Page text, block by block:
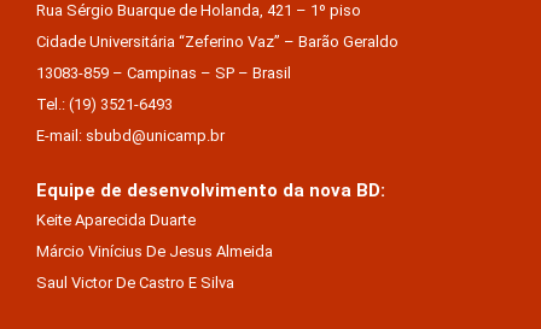
Rua Sérgio Buarque de Holanda, 421 – 1º piso
Cidade Universitária “Zeferino Vaz” – Barão Geraldo
13083-859 – Campinas – SP – Brasil
Tel.: (19) 3521-6493
E-mail: sbubd@unicamp.br
Equipe de desenvolvimento da nova BD:
Keite Aparecida Duarte
Márcio Vinícius De Jesus Almeida
Saul Victor De Castro E Silva